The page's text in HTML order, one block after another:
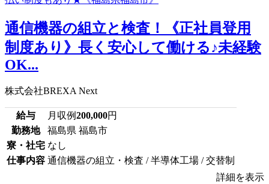
通信機器の組立と検査！《正社員登用
制度あり》長く安心して働ける♪未経験
OK...
株式会社BREXA Next
給与 月収例200,000円
勤務地
福島県 福島市
寮・社宅 なし
仕事内容 通信機器の組立・検査 / 半導体工場 / 交替制
詳細を表示